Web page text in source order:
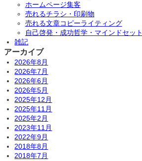
ホームページ集客
売れるチラシ・印刷物
売れる文章コピーライティング
自己啓発・成功哲学・マインドセット
雑記
アーカイブ
2026年8月
2026年7月
2026年6月
2026年5月
2025年12月
2025年11月
2025年2月
2023年11月
2022年9月
2018年8月
2018年7月